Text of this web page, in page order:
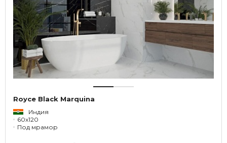
Royce Black Marquina
Индия
60x120
Под мрамор